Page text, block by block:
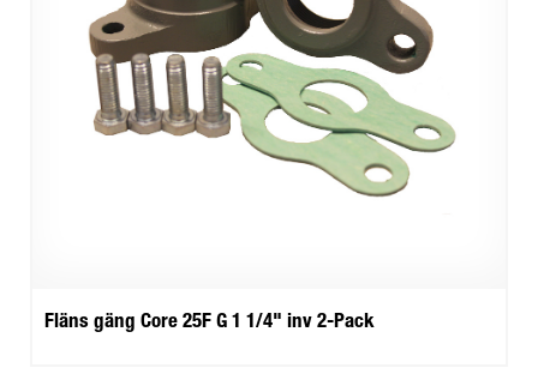
Fläns gäng Core 25F G 1 1/4" inv 2-Pack